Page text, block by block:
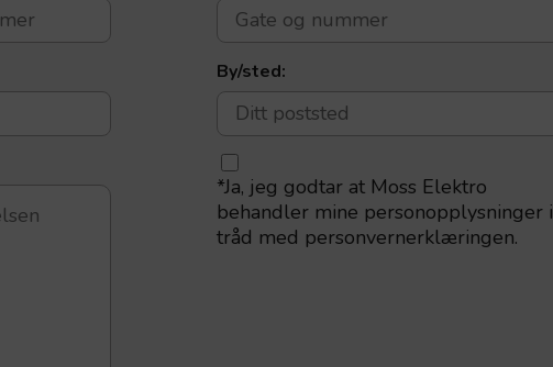
By/sted:
*Ja, jeg godtar at Moss Elektro
behandler mine personopplysninger i
tråd med personvernerklæringen.